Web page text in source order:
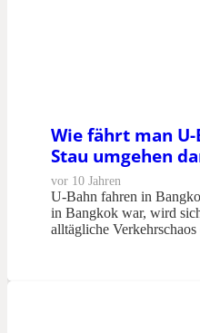
Wie fährt man
Stau umgehen
vor 10 Jahren
U-Bahn fahren in
in Bangkok war, wird
alltägliche